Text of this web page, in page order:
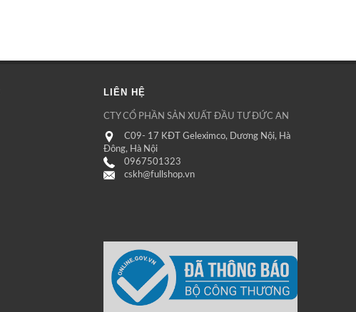
LIÊN HỆ
CTY CỔ PHẦN SẢN XUẤT ĐẦU TƯ ĐỨC AN
C09- 17 KĐT Geleximco, Dương Nội, Hà
Đông, Hà Nội
0967501323
cskh@fullshop.vn